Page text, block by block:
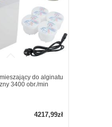
do alginatu
3400 obr./min
4217,99zł